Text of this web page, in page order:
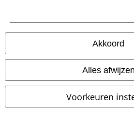
Akkoord
Alles afwijzen
Voorkeuren
A Warner Music